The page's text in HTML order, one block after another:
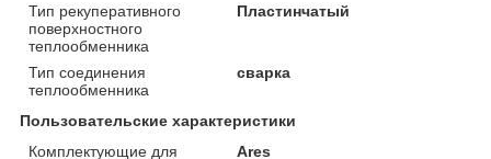
Тип рекуперативного
поверхностного
теплообменника
Пластинчатый
Тип соединения
теплообменника
сварка
Пользовательские характеристики
Комплектующие для
Ares